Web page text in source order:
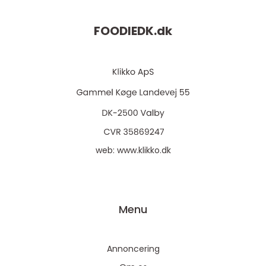
FOODIEDK.dk
web: www.klikko.dk
Menu
Annoncering